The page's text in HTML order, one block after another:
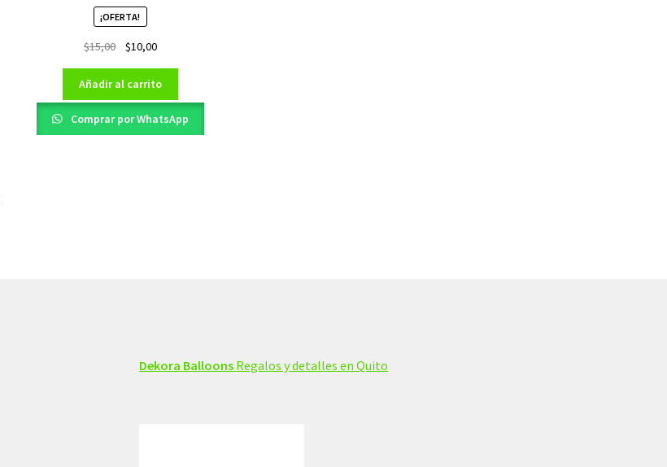
¡OFERTA!
$15,00
El
original
era:
$15,00.
$10,00El
actual
es:
$10,00.
Añadir al carrito
Comprar por WhatsApp
Dekora Balloons Regalos y detalles en Quito